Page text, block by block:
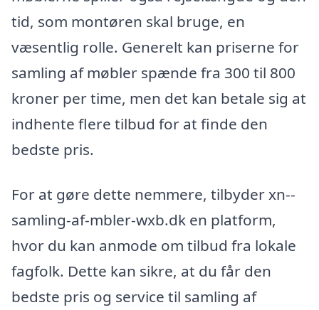
tid, som montøren skal bruge, en
væsentlig rolle. Generelt kan priserne for
samling af møbler spænde fra 300 til 800
kroner per time, men det kan betale sig at
indhente flere tilbud for at finde den
bedste pris.
For at gøre dette nemmere, tilbyder xn--
samling-af-mbler-wxb.dk en platform,
hvor du kan anmode om tilbud fra lokale
fagfolk. Dette kan sikre, at du får den
bedste pris og service til samling af